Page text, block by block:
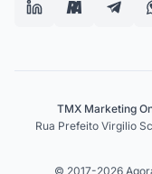
TMX Marketing
Rua Prefeito Virgilio
© 2017-2026